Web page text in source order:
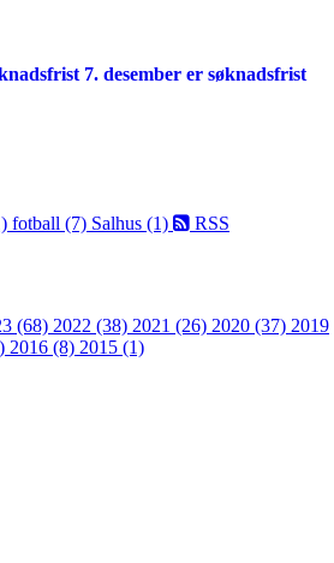
7. desember er søknadsfrist
fotball (7) Salhus (1) RSS
(68) 2022 (38) 2021 (26) 2020 (37) 2019
2016 (8) 2015 (1)